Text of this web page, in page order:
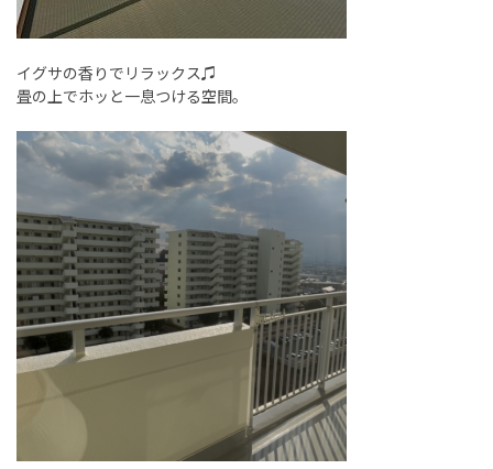
イグサの香りでリラックス♫
畳の上でホッと一息つける空間。